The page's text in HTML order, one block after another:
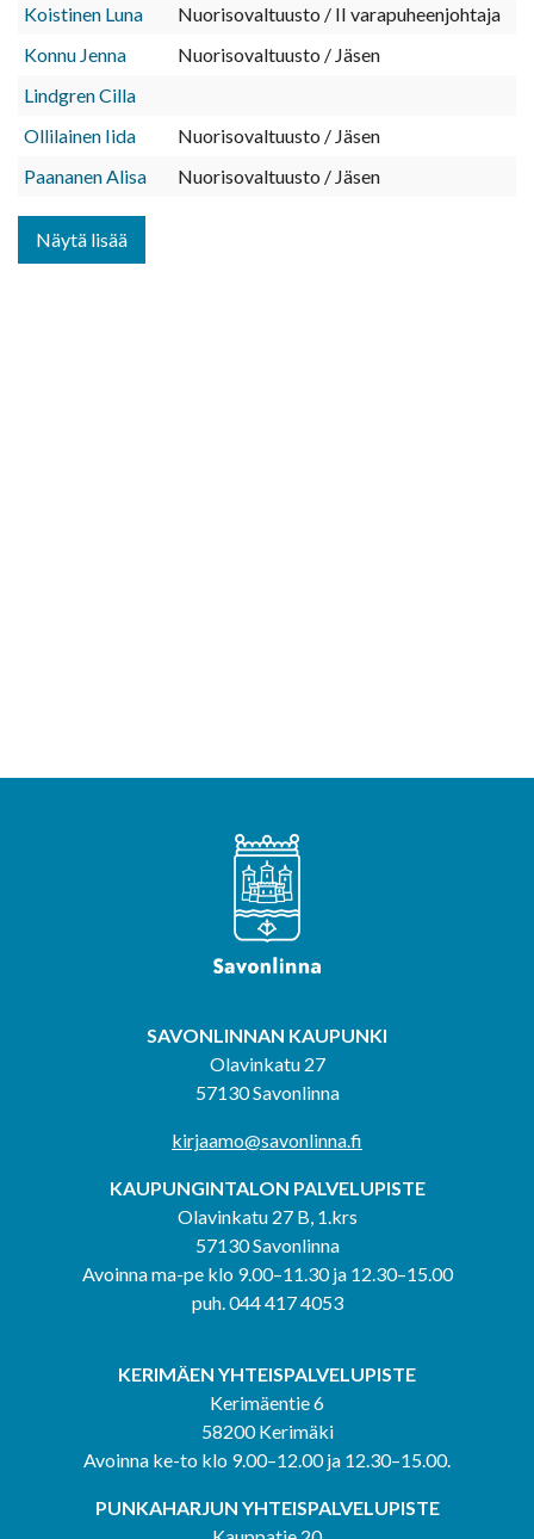
Koistinen Luna
Nuorisovaltuusto / II varapuheenjohtaja
Konnu Jenna
Nuorisovaltuusto / Jäsen
Lindgren Cilla
Ollilainen Iida
Nuorisovaltuusto / Jäsen
Paananen Alisa
Nuorisovaltuusto / Jäsen
Näytä lisää
SAVONLINNAN KAUPUNKI
Olavinkatu 27
57130 Savonlinna
kirjaamo@savonlinna.fi
KAUPUNGINTALON PALVELUPISTE
Olavinkatu 27 B, 1.krs
57130 Savonlinna
Avoinna ma-pe klo 9.00–11.30 ja 12.30–15.00
puh. 044 417 4053
KERIMÄEN YHTEISPALVELUPISTE
Kerimäentie 6
58200 Kerimäki
Avoinna ke-to klo 9.00–12.00 ja 12.30–15.00.
PUNKAHARJUN YHTEISPALVELUPISTE